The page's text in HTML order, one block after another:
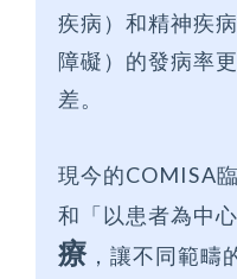
疾病）和精神疾
障礙）的發病率
差。
現今的COMISA
和「以患者為中
療 ，讓不同範疇